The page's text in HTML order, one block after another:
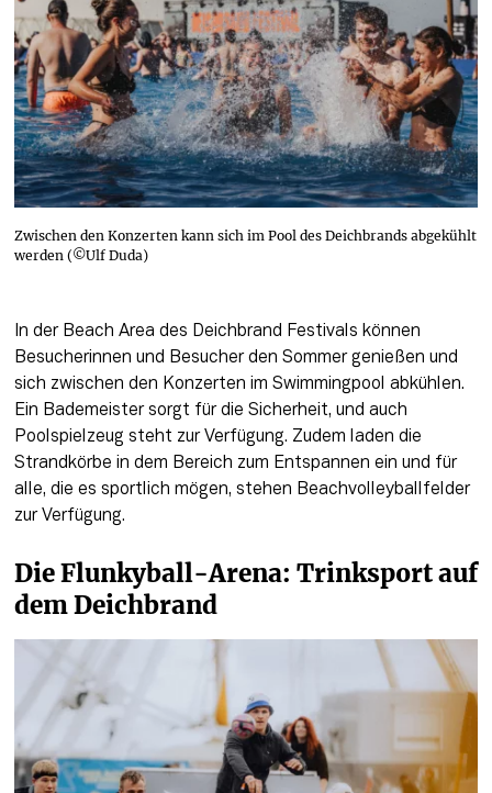
Zwischen den Konzerten kann sich im Pool des Deichbrands abgekühlt
werden (©Ulf Duda)
In der Beach Area des Deichbrand Festivals können
Besucherinnen und Besucher den Sommer genießen und
sich zwischen den Konzerten im Swimmingpool abkühlen.
Ein Bademeister sorgt für die Sicherheit, und auch
Poolspielzeug steht zur Verfügung. Zudem laden die
Strandkörbe in dem Bereich zum Entspannen ein und für
alle, die es sportlich mögen, stehen Beachvolleyballfelder
zur Verfügung.
Die Flunkyball-Arena: Trinksport auf
dem Deichbrand